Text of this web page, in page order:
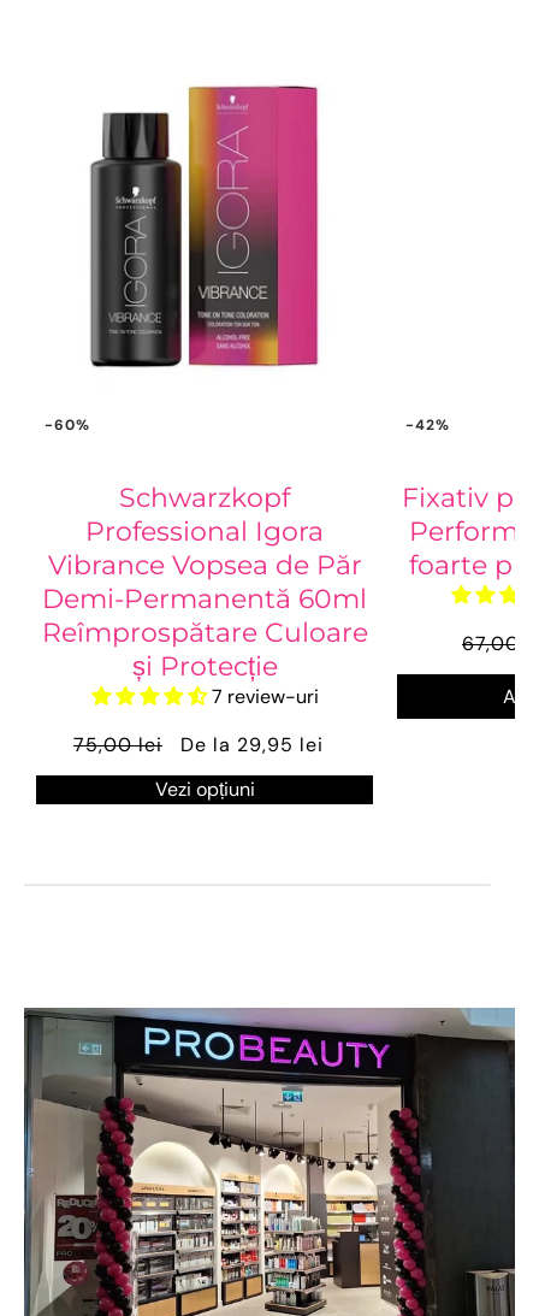
-60%
Schwarzkopf
Professional Igora
Vibrance Vopsea de Păr
Demi-Permanentă 60ml
Reîmprospătare Culoare
și Protecție
7 review-uri
75,00 lei
De la 29,95 lei
Vezi opțiuni
-42%
Fixativ
foarte
67,00